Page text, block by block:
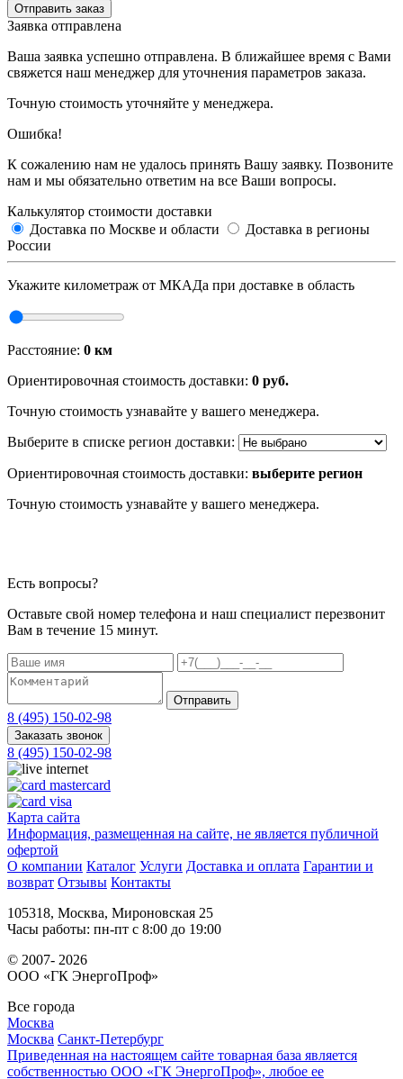
Отправить заказ
Заявка отправлена
Ваша заявка успешно отправлена. В ближайшее время с Вами
свяжется наш менеджер для уточнения параметров заказа.
Точную стоимость уточняйте у менеджера.
Ошибка!
К сожалению нам не удалось принять Вашу заявку. Позвоните
нам и мы обязательно ответим на все Ваши вопросы.
Калькулятор стоимости доставки
Доставка по Москве и области
Доставка в регионы
России
Укажите километраж от МКАДа при доставке в область
Расстояние: 0 км
Ориентировочная стоимость доставки: 0 руб.
Точную стоимость узнавайте у вашего менеджера.
Выберите в списке регион доставки:
Ориентировочная стоимость доставки: выберите регион
Точную стоимость узнавайте у вашего менеджера.
Есть вопросы?
Оставьте свой номер телефона и наш специалист перезвонит
Вам в течение 15 минут.
Отправить
8 (495) 150-02-98
Заказать звонок
8 (495) 150-02-98
Карта сайта
Информация, размещенная на сайте, не является публичной
офертой
О компании Каталог Услуги Доставка и оплата Гарантии и
возврат Отзывы Контакты
105318, Москва, Мироновская 25
Часы работы: пн-пт c 8:00 до 19:00
© 2007- 2026
ООО «ГК ЭнергоПроф»
Все города
Москва
Москва Санкт-Петербург
Приведенная на настоящем сайте товарная база является
собственностью ООО «ГК ЭнергоПроф», любое ее